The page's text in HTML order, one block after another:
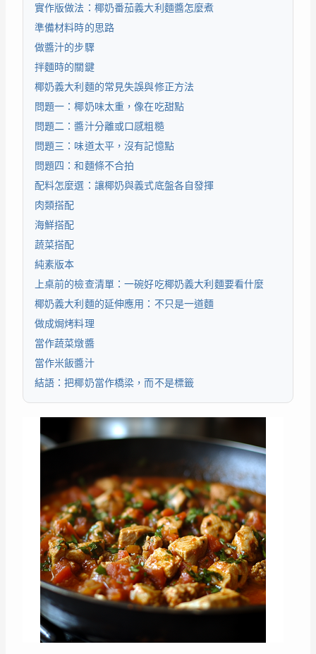
實作版做法：椰奶番茄義大利麵醬怎麼煮
準備材料時的思路
做醬汁的步驟
拌麵時的關鍵
椰奶義大利麵的常見失誤與修正方法
問題一：椰奶味太重，像在吃甜點
問題二：醬汁分離或口感粗糙
問題三：味道太平，沒有記憶點
問題四：和麵條不合拍
配料怎麼選：讓椰奶與義式底盤各自發揮
肉類搭配
海鮮搭配
蔬菜搭配
純素版本
上桌前的檢查清單：一碗好吃椰奶義大利麵要看什麼
椰奶義大利麵的延伸應用：不只是一道麵
做成焗烤料理
當作蔬菜燉醬
當作米飯醬汁
結語：把椰奶當作橋梁，而不是標籤